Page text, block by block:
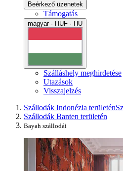
Beérkező üzenetek
Támogatás
magyar · HUF · HU
Szálláshely meghirdetése
Utazások
Visszajelzés
Szállodák Indonézia területén
Szállodák Banten területén
Bayah szállodái